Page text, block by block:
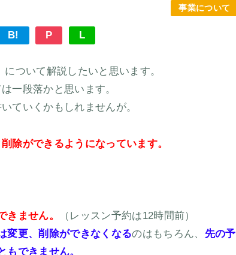
事業について
B! P L
について解説したいと思います。
一段落かと思います。
ていくかもしれませんが。
除ができるようになっています。
ません。
（レッスン予約は12時間前）
変更、削除ができなくなるのはもちろん、 先の予
できません。